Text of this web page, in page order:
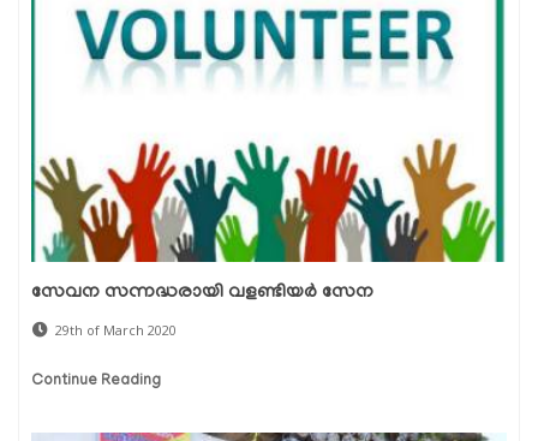
സേവന സന്നദ്ധരായി വളണ്ടിയര്‍ സേന
29th of March 2020
Continue Reading